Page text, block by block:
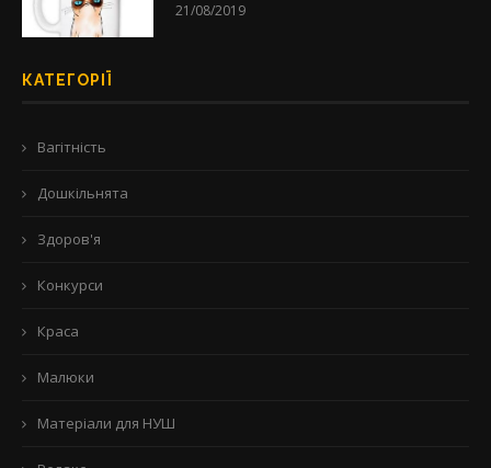
21/08/2019
КАТЕГОРІЇ
Вагітність
Дошкільнята
Здоров'я
Конкурси
Краса
Малюки
Матеріали для НУШ